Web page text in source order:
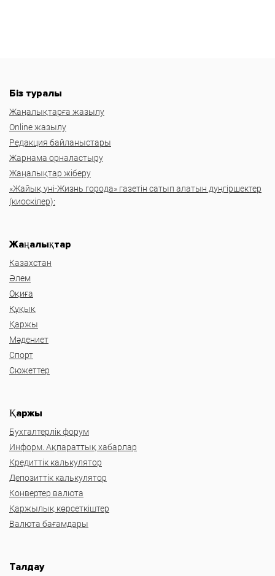
Біз туралы
Жаңалықтарға жазылу
Online жазылу
Редакция байланыстары
Жарнама орналастыру
Жаңалықтар жіберу
«Жайық үні-Жизнь города» газетін сатып алатын дүңгіршектер
(киоскілер):
Жаңалықтар
Казахстан
Әлем
Оқиға
Құқық
Қаржы
Мәдениет
Спорт
Сюжеттер
Қаржы
Бухгалтерлік форум
Информ. Ақпараттық хабарлар
Кредиттік калькулятор
Депозиттік калькулятор
Конвертер валюта
Қаржылық көрсеткіштер
Валюта бағамдары
Талдау